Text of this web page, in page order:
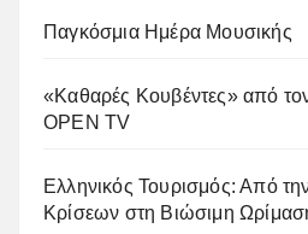
Παγκόσμια Ημέρα Μουσικής
«Καθαρές Κουβέντες» από
OPEN TV
Ελληνικός Τουρισμός: Από
Κρίσεων στη Βιώσιμη